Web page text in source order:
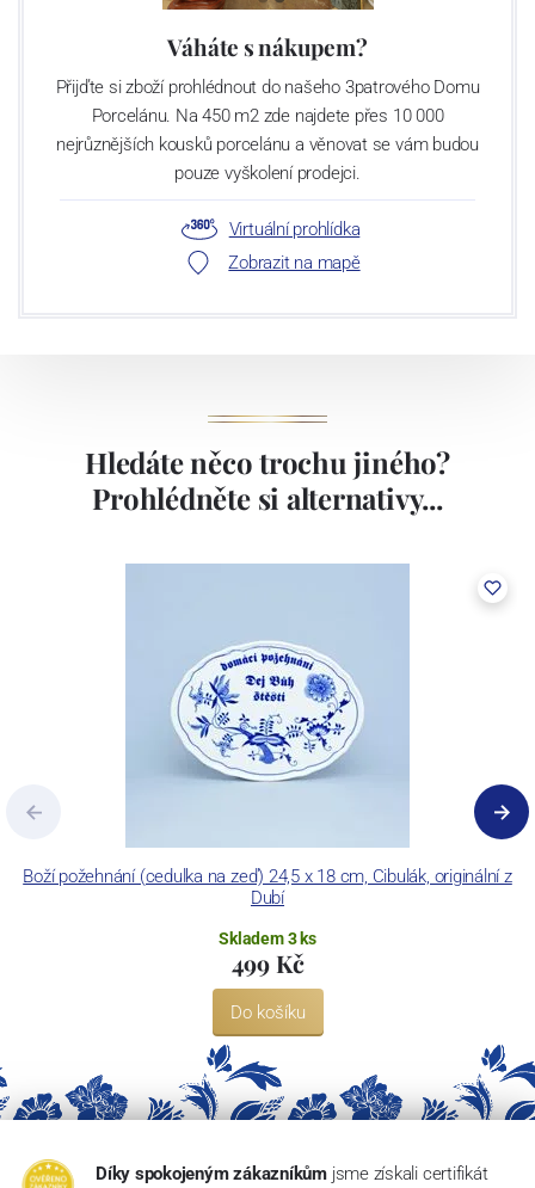
Váháte s nákupem?
Přijďte si zboží prohlédnout do našeho 3patrového Domu
Porcelánu. Na 450 m2 zde najdete přes 10 000
nejrůznějších kousků porcelánu a věnovat se vám budou
pouze vyškolení prodejci.
Virtuální prohlídka
Zobrazit na mapě
Hledáte něco trochu jiného?
Prohlédněte si alternativy...
Boží požehnání (cedulka na zeď) 24,5 x 18 cm, Cibulák, originální z
Dubí
Skladem 3 ks
499 Kč
Do košíku
Díky spokojeným zákazníkům jsme získali certifikát